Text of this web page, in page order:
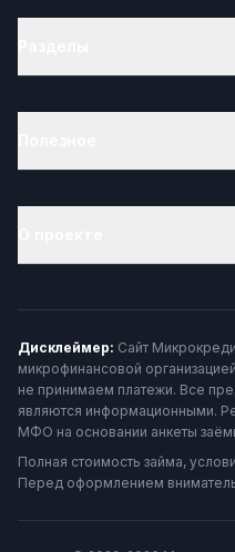
Дисклеймер: Сайт
микрофинансовой
не принимаем платежи. Все
являются информационными.
МФО на основании анкеты
Полная стоимость займа,
Перед оформлением